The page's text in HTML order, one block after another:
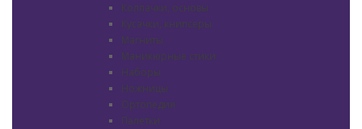
Колпачки, основы
Кусачки, книпсеры
Магниты
Маникюрные стики
Наборы
Ножницы
Ортопедия
Палетки